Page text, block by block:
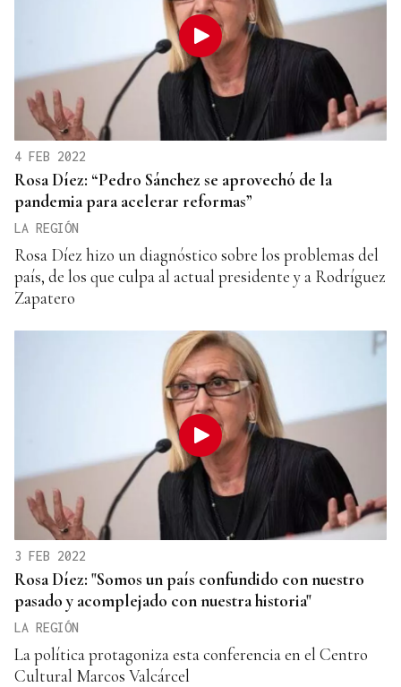
4 FEB 2022
Rosa Díez: “Pedro Sánchez se aprovechó de la
pandemia para acelerar reformas”
LA REGIÓN
Rosa Díez hizo un diagnóstico sobre los problemas del
país, de los que culpa al actual presidente y a Rodríguez
Zapatero
3 FEB 2022
Rosa Díez: "Somos un país confundido con nuestro
pasado y acomplejado con nuestra historia"
LA REGIÓN
La política protagoniza esta conferencia en el Centro
Cultural Marcos Valcárcel